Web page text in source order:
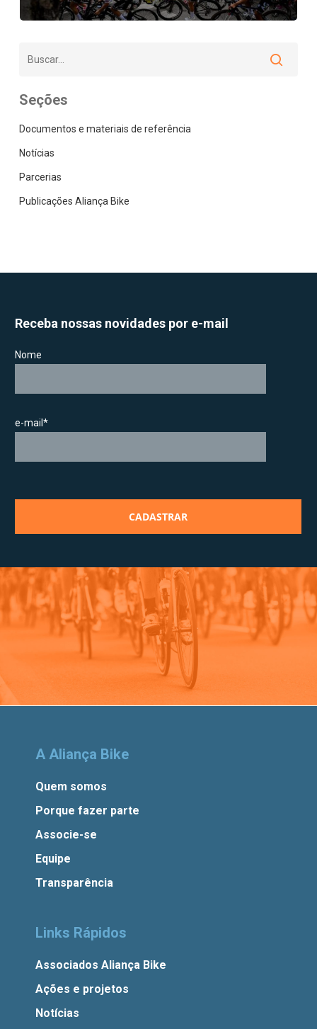
Seções
Documentos e materiais de referência
Notícias
Parcerias
Publicações Aliança Bike
Receba nossas novidades por e-mail
Nome
e-mail*
A Aliança Bike
Quem somos
Porque fazer parte
Associe-se
Equipe
Transparência
Links Rápidos
Associados Aliança Bike
Ações e projetos
Notícias